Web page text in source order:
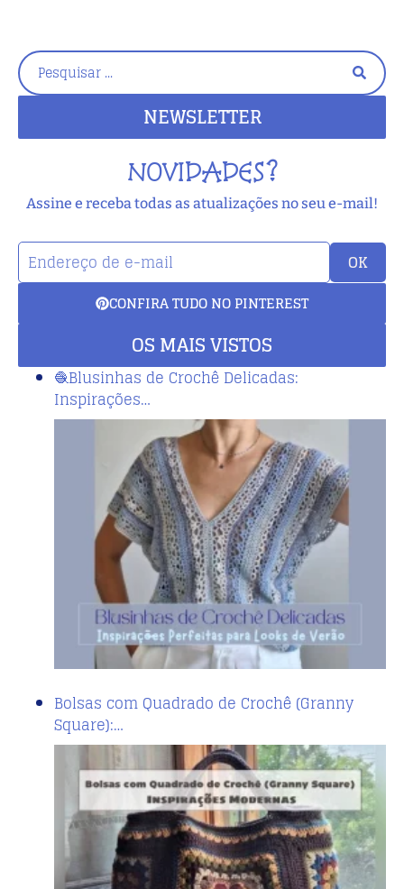
NEWSLETTER
NOVIDADES?
Assine e receba todas as atualizações no seu e-mail!
OK
CONFIRA TUDO NO PINTEREST
OS MAIS VISTOS
🧶Blusinhas de Crochê Delicadas:
Inspirações…
Bolsas com Quadrado de Crochê (Granny
Square):…